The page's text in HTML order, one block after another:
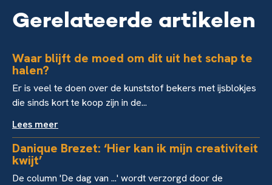
Gerelateerde artikelen
Waar blijft de moed om dit uit het schap te
halen?
Er is veel te doen over de kunststof bekers met ijsblokjes
die sinds kort te koop zijn in de...
Lees meer
Danique Brezet: ‘Hier kan ik mijn creativiteit
kwijt’
De column 'De dag van ...' wordt verzorgd door de